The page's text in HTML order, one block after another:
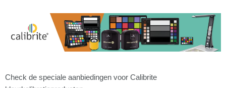
Check de speciale aanbiedingen voor Calibrite